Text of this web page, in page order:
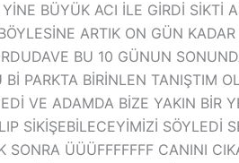
BÜYÜK ACI İLE GİRDİ SİKTİ
ARTIK ON GÜN
BU 10 GÜNUN
PARKTA BİRİNLEN TANIŞTIM
VE ADAMDA BİZE YAKIN BİR
SİKİŞEBİLECEYİMİZİ SÖYLEDİ
ÜÜÜFFFFFFF CANINI